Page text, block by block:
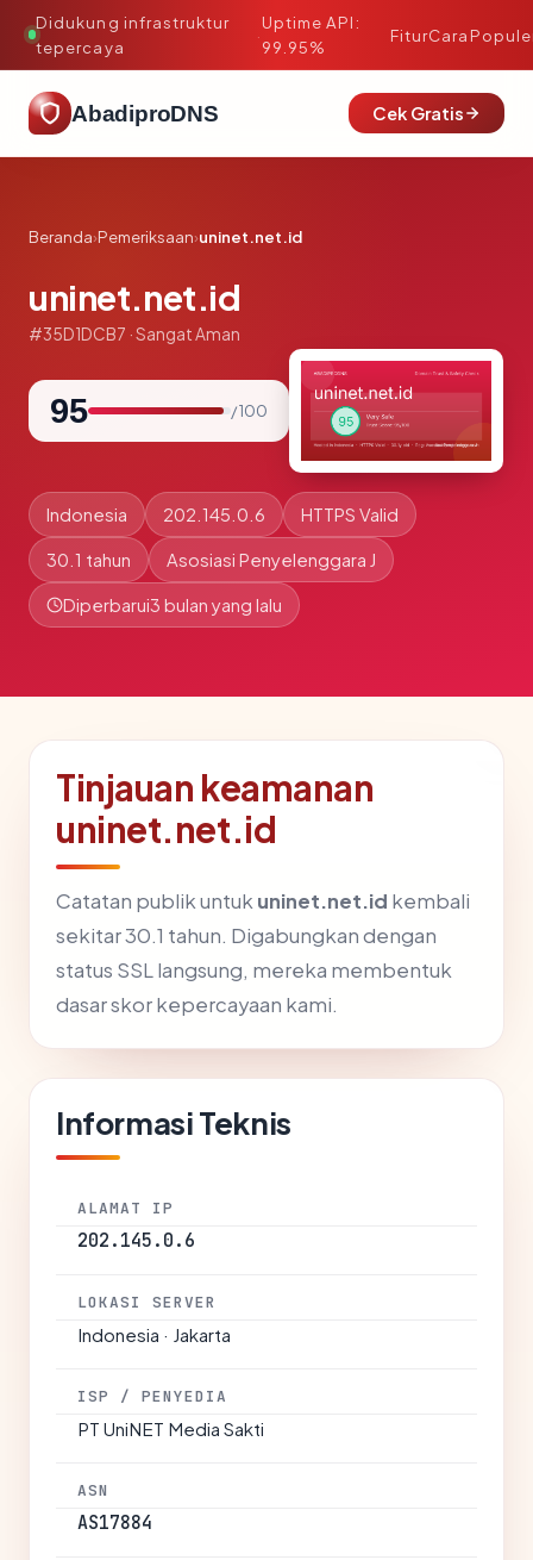
Didukung infrastruktur
tepercaya
·
Uptime API:
99.95%
FiturCara
AbadiproDNS Cek Gratis
Beranda›Pemeriksaan›uninet.net.id
uninet.net.id
#35D1DCB7 · Sangat Aman
95 / 100
Indonesia 202.145.0.6 HTTPS Valid
30.1 tahun Asosiasi Penyelenggara J
Diperbarui3 bulan yang lalu
Tinjauan keamanan
uninet.net.id
Catatan publik untuk uninet.net.id kembali
sekitar 30.1 tahun. Digabungkan dengan
status SSL langsung, mereka membentuk
dasar skor kepercayaan kami.
Informasi Teknis
ALAMAT IP
202.145.0.6
LOKASI SERVER
Indonesia · Jakarta
ISP / PENYEDIA
PT UniNET Media Sakti
ASN
AS17884